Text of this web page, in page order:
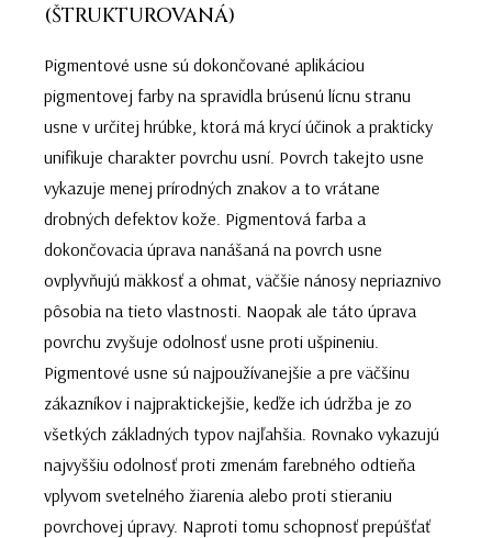
(ŠTRUKTUROVANÁ)
Pigmentové usne sú dokončované aplikáciou
pigmentovej farby na spravidla brúsenú lícnu stranu
usne v určitej hrúbke, ktorá má krycí účinok a prakticky
unifikuje charakter povrchu usní. Povrch takejto usne
vykazuje menej prírodných znakov a to vrátane
drobných defektov kože. Pigmentová farba a
dokončovacia úprava nanášaná na povrch usne
ovplyvňujú mäkkosť a ohmat, väčšie nánosy nepriaznivo
pôsobia na tieto vlastnosti. Naopak ale táto úprava
povrchu zvyšuje odolnosť usne proti ušpineniu.
Pigmentové usne sú najpoužívanejšie a pre väčšinu
zákazníkov i najpraktickejšie, keďže ich údržba je zo
všetkých základných typov najľahšia. Rovnako vykazujú
najvyššiu odolnosť proti zmenám farebného odtieňa
vplyvom svetelného žiarenia alebo proti stieraniu
povrchovej úpravy. Naproti tomu schopnosť prepúšťať